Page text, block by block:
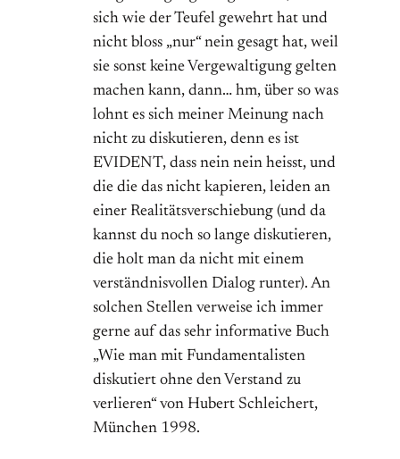
sich wie der Teufel gewehrt hat und
nicht bloss „nur“ nein gesagt hat, weil
sie sonst keine Vergewaltigung gelten
machen kann, dann… hm, über so was
lohnt es sich meiner Meinung nach
nicht zu diskutieren, denn es ist
EVIDENT, dass nein nein heisst, und
die die das nicht kapieren, leiden an
einer Realitätsverschiebung (und da
kannst du noch so lange diskutieren,
die holt man da nicht mit einem
verständnisvollen Dialog runter). An
solchen Stellen verweise ich immer
gerne auf das sehr informative Buch
„Wie man mit Fundamentalisten
diskutiert ohne den Verstand zu
verlieren“ von Hubert Schleichert,
München 1998.